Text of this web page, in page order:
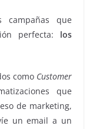
campañas que
perfecta: los
como Customer
que
de marketing,
un email a un